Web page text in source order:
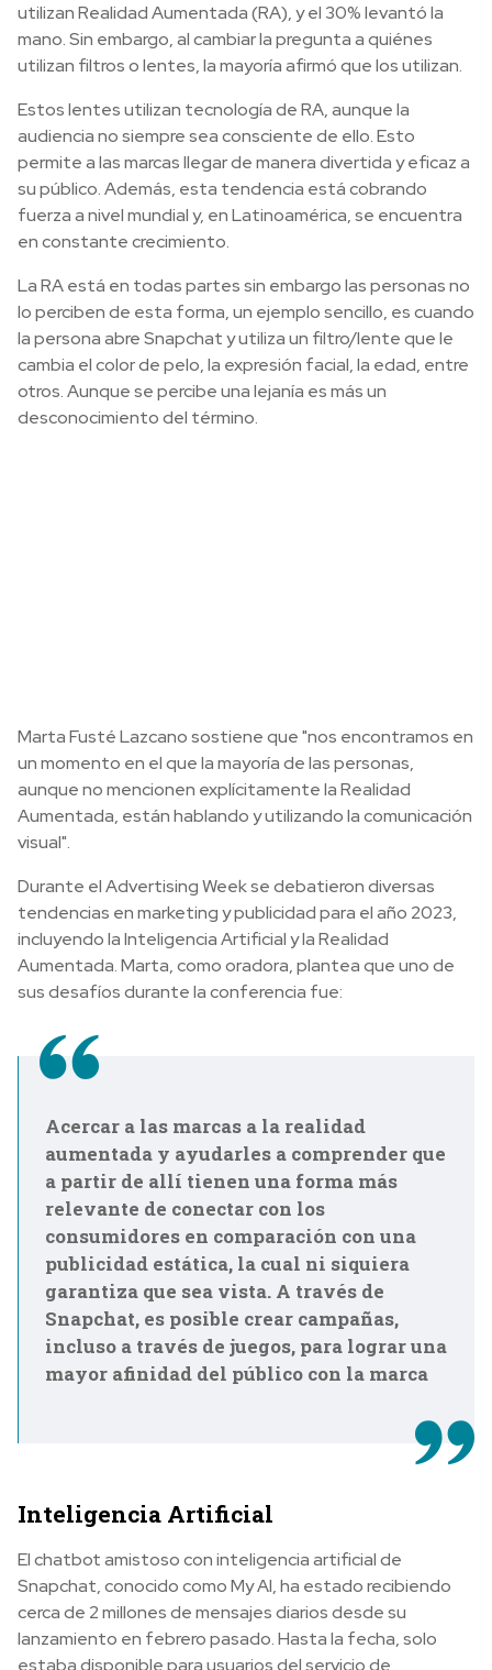
utilizan Realidad Aumentada (RA), y el 30% levantó la
mano. Sin embargo, al cambiar la pregunta a quiénes
utilizan filtros o lentes, la mayoría afirmó que los utilizan.
Estos lentes utilizan tecnología de RA, aunque la
audiencia no siempre sea consciente de ello. Esto
permite a las marcas llegar de manera divertida y eficaz a
su público. Además, esta tendencia está cobrando
fuerza a nivel mundial y, en Latinoamérica, se encuentra
en constante crecimiento.
La RA está en todas partes sin embargo las personas no
lo perciben de esta forma, un ejemplo sencillo, es cuando
la persona abre Snapchat y utiliza un filtro/lente que le
cambia el color de pelo, la expresión facial, la edad, entre
otros. Aunque se percibe una lejanía es más un
desconocimiento del término.
Marta Fusté Lazcano sostiene que "nos encontramos en
un momento en el que la mayoría de las personas,
aunque no mencionen explícitamente la Realidad
Aumentada, están hablando y utilizando la comunicación
visual".
Durante el Advertising Week se debatieron diversas
tendencias en marketing y publicidad para el año 2023,
incluyendo la Inteligencia Artificial y la Realidad
Aumentada. Marta, como oradora, plantea que uno de
sus desafíos durante la conferencia fue:
Acercar a las marcas a la realidad
aumentada y ayudarles a comprender que
a partir de allí tienen una forma más
relevante de conectar con los
consumidores en comparación con una
publicidad estática, la cual ni siquiera
garantiza que sea vista. A través de
Snapchat, es posible crear campañas,
incluso a través de juegos, para lograr una
mayor afinidad del público con la marca
Inteligencia Artificial
El chatbot amistoso con inteligencia artificial de
Snapchat, conocido como My Al, ha estado recibiendo
cerca de 2 millones de mensajes diarios desde su
lanzamiento en febrero pasado. Hasta la fecha, solo
estaba disponible para usuarios del servicio de